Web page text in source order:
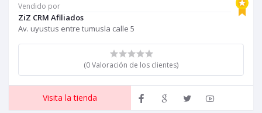
Vendido por
ZiZ CRM Afiliados
Av. uyustus entre tumusla calle 5
(0 Valoración de los clientes)
Visita la tienda
para soporte escribir al
whatsapp Historial,